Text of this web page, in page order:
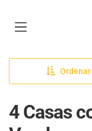
Ordenar
4 Casas